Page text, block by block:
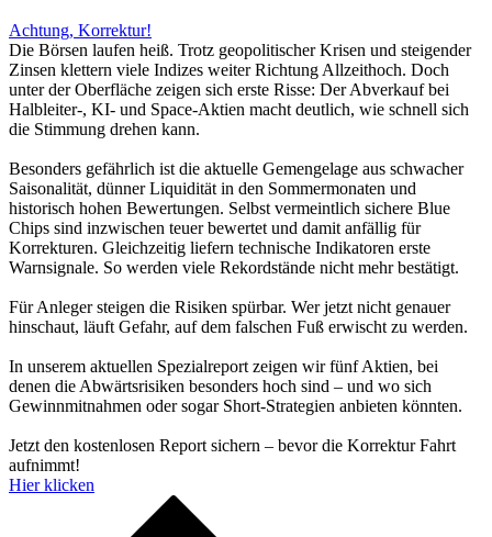
Achtung, Korrektur!
Die Börsen laufen heiß. Trotz geopolitischer Krisen und steigender
Zinsen klettern viele Indizes weiter Richtung Allzeithoch. Doch
unter der Oberfläche zeigen sich erste Risse: Der Abverkauf bei
Halbleiter-, KI- und Space-Aktien macht deutlich, wie schnell sich
die Stimmung drehen kann.
Besonders gefährlich ist die aktuelle Gemengelage aus schwacher
Saisonalität, dünner Liquidität in den Sommermonaten und
historisch hohen Bewertungen. Selbst vermeintlich sichere Blue
Chips sind inzwischen teuer bewertet und damit anfällig für
Korrekturen. Gleichzeitig liefern technische Indikatoren erste
Warnsignale. So werden viele Rekordstände nicht mehr bestätigt.
Für Anleger steigen die Risiken spürbar. Wer jetzt nicht genauer
hinschaut, läuft Gefahr, auf dem falschen Fuß erwischt zu werden.
In unserem aktuellen Spezialreport zeigen wir fünf Aktien, bei
denen die Abwärtsrisiken besonders hoch sind – und wo sich
Gewinnmitnahmen oder sogar Short-Strategien anbieten könnten.
Jetzt den kostenlosen Report sichern – bevor die Korrektur Fahrt
aufnimmt!
Hier klicken